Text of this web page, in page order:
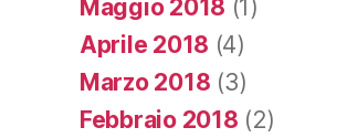
Maggio 2018 (1)
Aprile 2018 (4)
Marzo 2018 (3)
Febbraio 2018 (2)